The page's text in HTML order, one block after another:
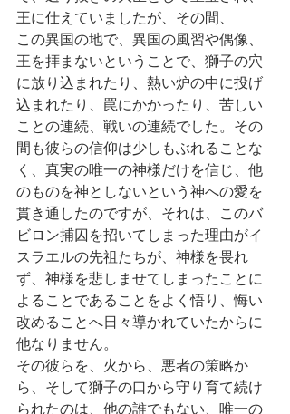
王に仕えていましたが、その間、
この異国の地で、異国の風習や偶像、
王を拝まないということで、獅子の穴
に放り込まれたり、熱い炉の中に投げ
込まれたり、罠にかかったり、苦しい
ことの連続、戦いの連続でした。その
間も彼らの信仰は少しもぶれることな
く、真実の唯一の神様だけを信じ、他
のものを神としないという神への愛を
貫き通したのですが、それは、このバ
ビロン捕囚を招いてしまった理由がイ
スラエルの先祖たちが、神様を畏れ
ず、神様を悲しませてしまったことに
よることであることをよく悟り、悔い
改めることへ日々導かれていたからに
他なりません。
その彼らを、火から、悪者の策略か
ら、そして獅子の口から守り育て続け
られたのは、他の誰でもない、唯一の